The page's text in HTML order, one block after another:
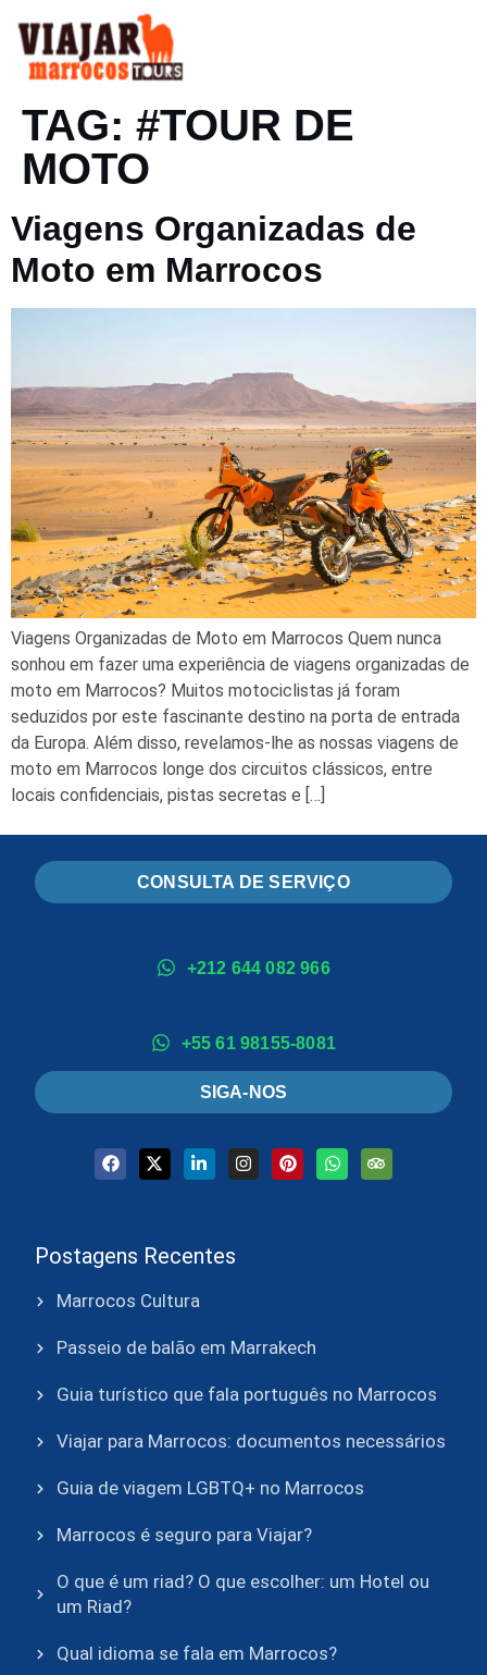
TAG: #TOUR DE
MOTO
Viagens Organizadas de
Moto em Marrocos
Viagens Organizadas de Moto em Marrocos Quem nunca
sonhou em fazer uma experiência de viagens organizadas de
moto em Marrocos? Muitos motociclistas já foram
seduzidos por este fascinante destino na porta de entrada
da Europa. Além disso, revelamos-lhe as nossas viagens de
moto em Marrocos longe dos circuitos clássicos, entre
locais confidenciais, pistas secretas e […]
Postagens Recentes
Marrocos Cultura
Passeio de balão em Marrakech
Guia turístico que fala português no Marrocos
Viajar para Marrocos: documentos necessários
Guia de viagem LGBTQ+ no Marrocos
Marrocos é seguro para Viajar?
O que é um riad? O que escolher: um Hotel ou
um Riad?
Qual idioma se fala em Marrocos?
CONSULTA DE SERVIÇO
+212 644 082 966
+55 61 98155-8081
SIGA-NOS